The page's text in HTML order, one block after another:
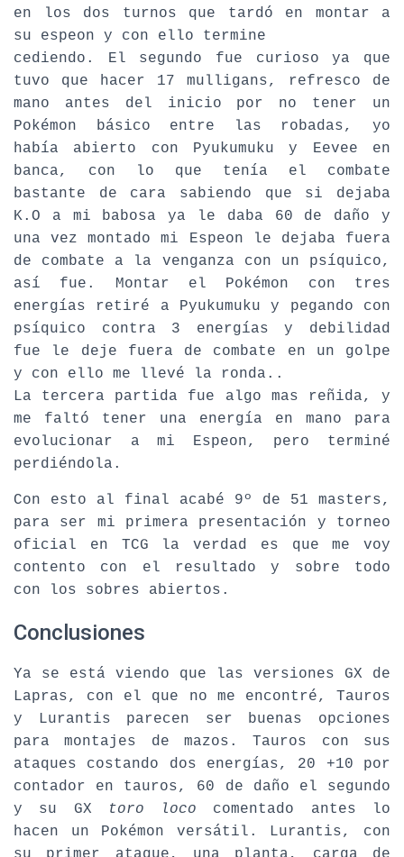
en los dos turnos que tardó en montar a
su espeon y con ello termine
cediendo. El segundo fue curioso ya que
tuvo que hacer 17 mulligans, refresco de
mano antes del inicio por no tener un
Pokémon básico entre las robadas, yo
había abierto con Pyukumuku y Eevee en
banca, con lo que tenía el combate
bastante de cara sabiendo que si dejaba
K.O a mi babosa ya le daba 60 de daño y
una vez montado mi Espeon le dejaba fuera
de combate a la venganza con un psíquico,
así fue. Montar el Pokémon con tres
energías retiré a Pyukumuku y pegando con
psíquico contra 3 energías y debilidad
fue le deje fuera de combate en un golpe
y con ello me llevé la ronda..
La tercera partida fue algo mas reñida, y
me faltó tener una energía en mano para
evolucionar a mi Espeon, pero terminé
perdiéndola.
Con esto al final acabé 9º de 51 masters,
para ser mi primera presentación y torneo
oficial en TCG la verdad es que me voy
contento con el resultado y sobre todo
con los sobres abiertos.
Conclusiones
Ya se está viendo que las versiones GX de
Lapras, con el que no me encontré, Tauros
y Lurantis parecen ser buenas opciones
para montajes de mazos. Tauros con sus
ataques costando dos energías, 20 +10 por
contador en tauros, 60 de daño el segundo
y su GX
toro loco comentado antes lo
hacen un Pokémon versátil. Lurantis, con